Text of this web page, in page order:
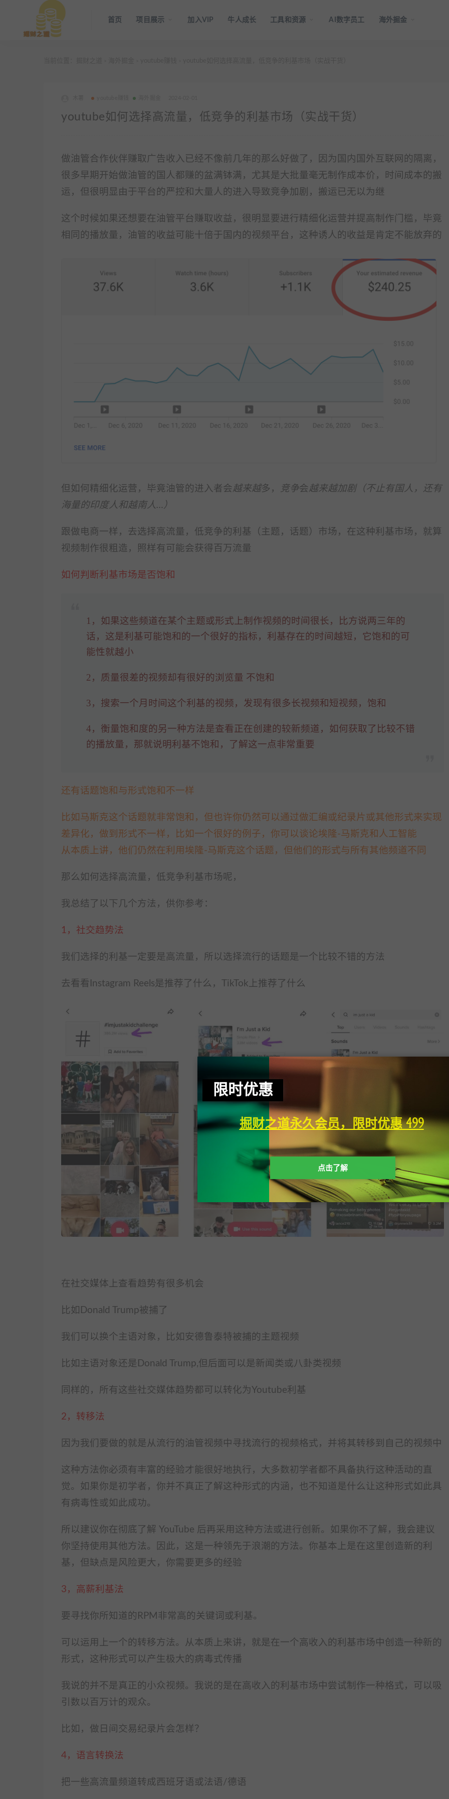
首页 项目展示 加入VIP 牛人成长 工具和资源 AI数字员工 海外掘金
youtube如何选择高流量，低竞争的利基市场（实战干货）
做油管合作伙伴赚取广告收入已经不像前几年的那么好做了，因为国内国外互联网的隔离，
很多早期开始做油管的国人都赚的盆满钵满，尤其是大批量毫无制作成本价，时间成本的搬
运，但很明显由于平台的严控和大量人的进入导致竞争加剧，搬运已无以为继
这个时候如果还想要在油管平台赚取收益，很明显要进行精细化运营并提高制作门槛，毕竟
相同的播放量，油管的收益可能十倍于国内的视频平台，这种诱人的收益是肯定不能放弃的
但如何精细化运营，毕竟油管的进入者会 越来越多， 竞争会 越来越加剧（不止有国人，还有
海量的印度人和越南人…）
跟做电商一样，去选择高流量，低竞争的利基（主题，话题）市场，在这种利基市场，就算
视频制作很粗造，照样有可能会获得百万流量
如何判断利基市场是否饱和
1，如果这些频道在某个主题或形式上制作视频的时间很长，比方说两三年的
话，这是利基可能饱和的一个很好的指标，利基存在的时间越短，它饱和的可
能性就越小
2，质量很差的视频却有很好的浏览量 不饱和
3，搜索一个月时间这个利基的视频，发现有很多长视频和短视频，饱和
4，衡量饱和度的另一种方法是查看正在创建的较新频道，如何获取了比较不错
的播放量，那就说明利基不饱和，了解这一点非常重要
还有话题饱和与形式饱和不一样
比如马斯克这个话题就非常饱和，但也许你仍然可以通过做汇编或纪录片或其他形式来实现
差异化，做到形式不一样，比如一个很好的例子，你可以谈论埃隆-马斯克和人工智能
从本质上讲，他们仍然在利用埃隆-马斯克这个话题，但他们的形式与所有其他频道不同
那么如何选择高流量，低竞争利基市场呢，
我总结了以下几个方法，供你参考：
1，社交趋势法
我们选择的利基一定要是高流量，所以选择流行的话题是一个比较不错的方法
去看看Instagram Reels是推荐了什么，TikTok上推荐了什么
在社交媒体上查看趋势有很多机会
比如Donald Trump被捕了
我们可以换个主语对象，比如安德鲁泰特被捕的主题视频
比如主语对象还是Donald Trump,但后面可以是新闻类或八卦类视频
同样的，所有这些社交媒体趋势都可以转化为Youtube利基
2，转移法
因为我们要做的就是从流行的油管视频中寻找流行的视频格式，并将其转移到自己的视频中
这种方法你必须有丰富的经验才能很好地执行，大多数初学者都不具备执行这种活动的直
觉。 如果你是初学者，你并不真正了解这种形式的内涵，也不知道是什么让这种形式如此具
有病毒性或如此成功。
所以建议你在彻底了解 YouTube 后再采用这种方法或进行创新。 如果你不了解，我会建议
你坚持使用其他方法。
因此，这是一种领先于浪潮的方法。 你基本上是在这里创造新的利
基，但缺点是风险更大，你需要更多的经验
3，高薪利基法
要寻找你所知道的RPM非常高的关键词或利基。
可以运用上一个的转移方法。
从本质上来讲，就是在一个高收入的利基市场中创造一种新的
形式，这种形式可以产生极大的病毒式传播
我说的并不是真正的小众视频。 我说的是在高收入的利基市场中尝试制作一种格式，可以吸
引数以百万计的观众。
比如，做日间交易纪录片会怎样？
4，语言转换法
把一些高流量频道转成西班牙语或法语/德语
限时优惠
掘财之道永久会员，限时优惠 499
点击了解